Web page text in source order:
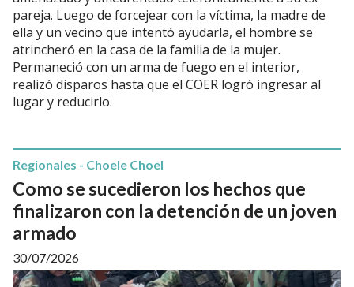
pareja. Luego de forcejear con la víctima, la madre de
ella y un vecino que intentó ayudarla, el hombre se
atrincheró en la casa de la familia de la mujer.
Permaneció con un arma de fuego en el interior,
realizó disparos hasta que el COER logró ingresar al
lugar y reducirlo.
Como se sucedieron los hechos que
finalizaron con la detención de un joven
armado
Regionales - Choele Choel
30/07/2026